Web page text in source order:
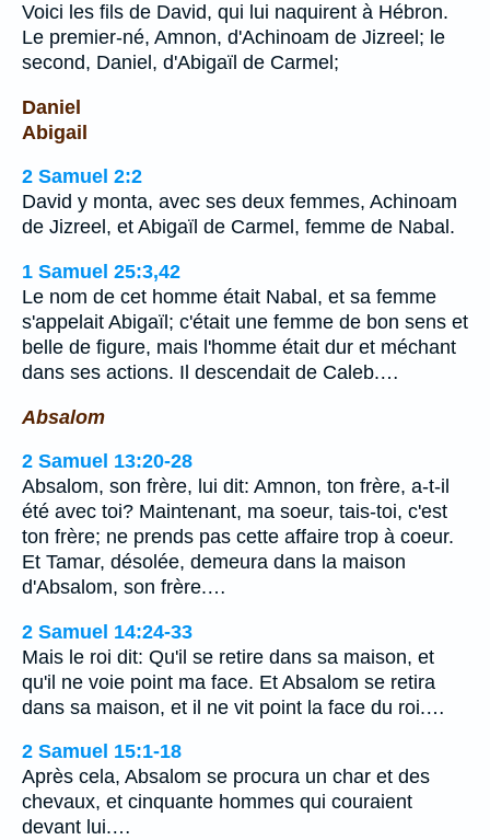
Voici les fils de David, qui lui naquirent à Hébron.
Le premier-né, Amnon, d'Achinoam de Jizreel; le
second, Daniel, d'Abigaïl de Carmel;
Daniel
Abigail
2 Samuel 2:2
David y monta, avec ses deux femmes, Achinoam
de Jizreel, et Abigaïl de Carmel, femme de Nabal.
1 Samuel 25:3,42
Le nom de cet homme était Nabal, et sa femme
s'appelait Abigaïl; c'était une femme de bon sens et
belle de figure, mais l'homme était dur et méchant
dans ses actions. Il descendait de Caleb.…
Absalom
2 Samuel 13:20-28
Absalom, son frère, lui dit: Amnon, ton frère, a-t-il
été avec toi? Maintenant, ma soeur, tais-toi, c'est
ton frère; ne prends pas cette affaire trop à coeur.
Et Tamar, désolée, demeura dans la maison
d'Absalom, son frère.…
2 Samuel 14:24-33
Mais le roi dit: Qu'il se retire dans sa maison, et
qu'il ne voie point ma face. Et Absalom se retira
dans sa maison, et il ne vit point la face du roi.…
2 Samuel 15:1-18
Après cela, Absalom se procura un char et des
chevaux, et cinquante hommes qui couraient
devant lui.…